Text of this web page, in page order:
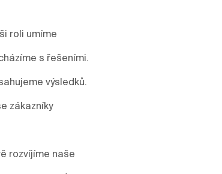
roli umíme
s řešeními.
výsledků.
zákazníky
rozvíjíme naše